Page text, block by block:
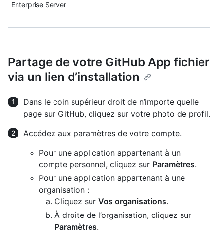
Enterprise Server
Partage de votre GitHub App fichier
via un lien d’installation
Dans le coin supérieur droit de n’importe quelle
page sur GitHub, cliquez sur votre photo de profil.
Accédez aux paramètres de votre compte.
Pour une application appartenant à un
compte personnel, cliquez sur Paramètres.
Pour une application appartenant à une
organisation :
Cliquez sur Vos organisations.
À droite de l’organisation, cliquez sur
Paramètres.